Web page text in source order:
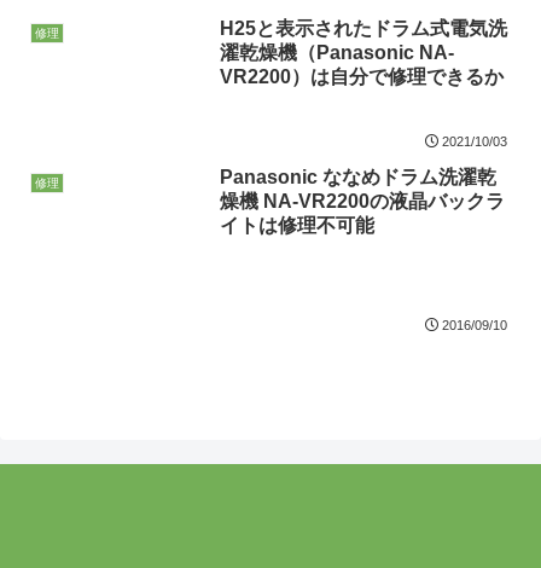
修理
H25と表示されたドラム式電気洗
濯乾燥機（Panasonic NA-
VR2200）は自分で修理できるか
2021/10/03
修理
Panasonic ななめドラム洗濯乾
燥機 NA-VR2200の液晶バックラ
イトは修理不可能
2016/09/10